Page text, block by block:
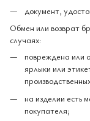
документ,
Обмен или возврат
случаях:
повреждена или
ярлыки или
на изделии есть
покупателя;